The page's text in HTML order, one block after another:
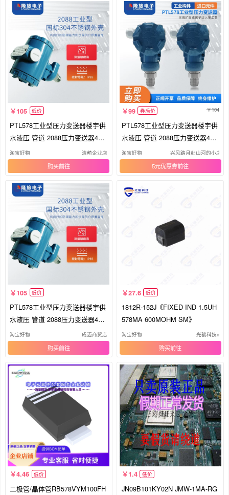
105 低价
PTL578工业型压力变送器楼宇供
水液压 管道 2088压力变送器4~2
0MA
淘宝好物 洁萌企业店
购买
99 券后价 104
PTL578工业型压力变送器楼宇供
水液压 管道 2088压力变送器4~2
0MA
淘宝好物 兴风踏月赴山河的小店
5元优惠券
105 低价
PTL578工业型压力变送器楼宇供
水液压 管道 2088压力变送器4~2
0MA
淘宝好物 成迈商贸店
购买
27.6 低价
1812R-152J《FIXED IND 1.5UH
578MA 600MOHM SM》
淘宝好物 光骏科技c
购买
4.46 低价
二极管/晶体管RB578VYM100FH
1.4 低价
JN09B101KY02N JMW-1MA-RG